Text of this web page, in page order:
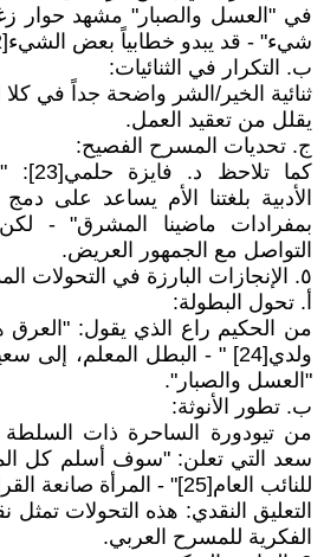
في "العسل والصبار" مشهد حوار
شيء" - قد يبدو خطابياً بعض الشيء[22].
ب. التكرار في الثنائيات:
ثنائية الخير/الشر واضحة جداً في
يقلل من تعقيد العمل.
ج. تحديات المسرح الفصيح:
كما
الأدبية بلغتنا الأم يساعد على
بمفرادات ماضينا المشرق" -
التواصل مع الجمهور العريض.
٥. الإنجازات البارزة في التحولات المدروسة
أ. تحول البطولة:
من الحكيم راع الذي يقول: "العرق
ولدي[24] " - البطل المعلم،
"العسل والصبار".
ب. تطور الأنوثة:
من تيودورة الساحرة ذات
سعد التي تعلن: "سوف أسلم كل
للنائب العام[25]" - المرأة صانعة القرار.
التعليق النقدي: هذه التحولات تمثل
الفكرية للمسرح العربي.